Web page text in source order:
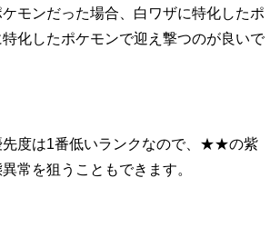
モンだった場合、白ワザに特化したポ
化したポケモンで迎え撃つのが良いで
先度は1番低いランクなので、★★の紫
常を狙うこともできます。